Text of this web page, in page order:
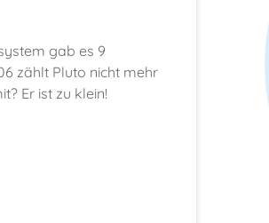
gab es 9
zählt Pluto nicht mehr
Er ist zu klein!